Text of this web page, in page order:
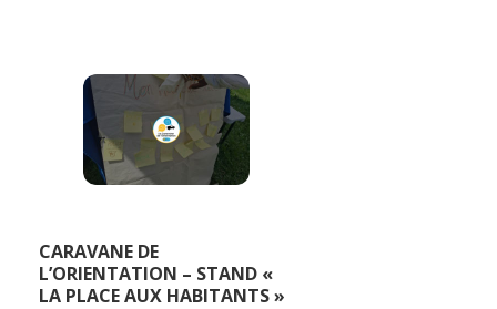
CARAVANE DE
L’ORIENTATION – STAND «
LA PLACE AUX HABITANTS »